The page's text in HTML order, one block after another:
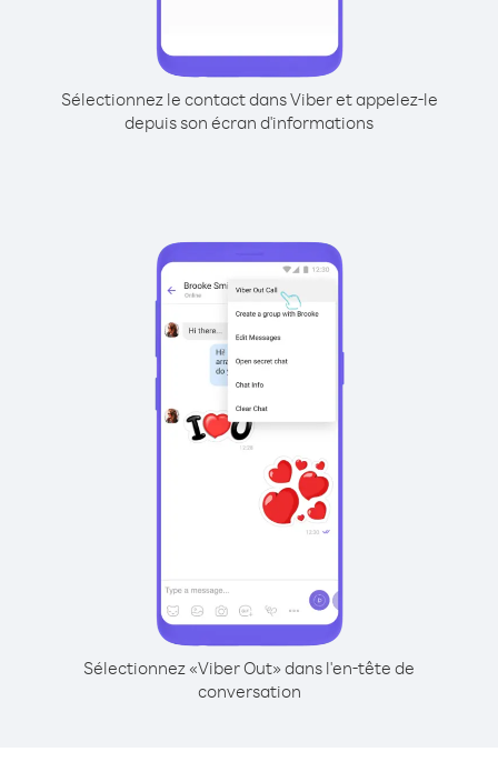
Sélectionnez le contact dans Viber et appelez-le
depuis son écran d'informations
Sélectionnez «Viber Out» dans l'en-tête de
conversation